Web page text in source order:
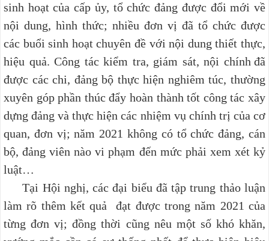
sinh hoạt của cấp ủy, tổ chức đảng được đổi mới về
nội dung, hình thức; nhiều đơn vị đã tổ chức được
các buổisinh hoạt chuyên đề với nội dung thiết thực,
hiệu quả. Công tác kiểm tra, giám sát, nội chính đã
được các chi, đảng bộ thực hiện nghiêm túc, thường
xuyên góp phần thúc đẩy hoàn thành tốt công tác xây
dựng đảng và thực hiện các nhiệm vụ chính trị của cơ
quan, đơn vị; năm 2021 không có tổ chức đảng, cán
bộ, đảng viên nào vi phạm đến mức phải xem xét kỷ
luật…
Tại Hội nghị, các đại biểu đã tập trung thảo luận
làm rõ thêm kết quả đạt được trong năm 2021 của
từng đơn vị; đồng thời cũng nêu một số khó khăn,